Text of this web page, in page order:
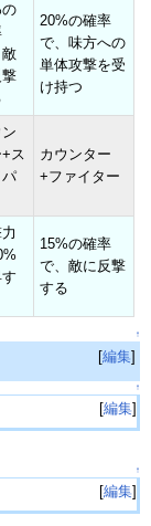
の
撃
20%の確率
で、味方への
単体攻撃を受
け持つ
ス
カウンター
+ファイター
15%の確率
で、敵に反撃
する
↑
[編集]
↑
[編集]
↑
[編集]